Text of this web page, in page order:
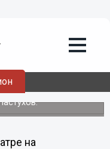
Дмитрий
на